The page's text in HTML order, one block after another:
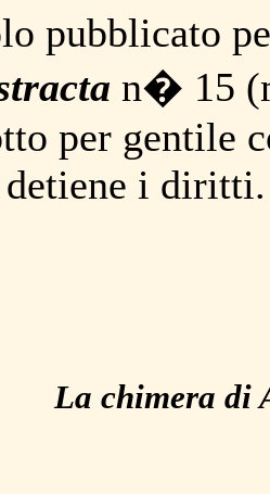
pubblicato
n� 15
per gentile
detiene i
La chimera di